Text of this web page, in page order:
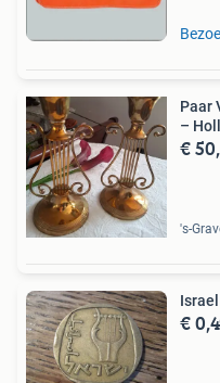
Paar
–
€
's-
€